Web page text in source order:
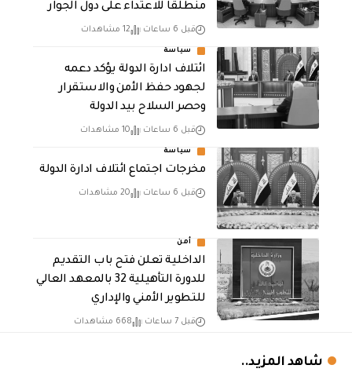
منطلقاً للاعتداء على دول الجوار
قبل 6 ساعات 12 مشاهدات
سياسة
ائتلاف ادارة الدولة يؤكد دعمه
لجهود حفظ الأمن والاستقرار
وحصر السلاح بيد الدولة
قبل 6 ساعات 10 مشاهدات
سياسة
مخرجات اجتماع ائتلاف ادارة الدولة
قبل 6 ساعات 20 مشاهدات
أمن
الداخلية تعلن فتح باب التقديم
للدورة التأهيلية 32 بالمعهد العالي
للتطوير الأمني والإداري
قبل 7 ساعات 668 مشاهدات
شاهد المزيد..